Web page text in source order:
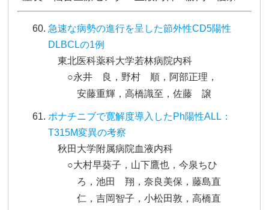
急速な病勢の進行を呈した節外性CD5陽性
DLBCLの1例
東北医科薬科大学若林病院内科
○永井 良，野村 順，阿部正理，
安藤重輝，高橋識至，佐藤 譲
ポナチニブで寛解度導入したPh陽性ALL：
T315M変異の考察
秋田大学附属病院血液内科
○大村早葵子，山下鷹也，今泉ちひ
ろ，池田 翔，奈良美保，藤島直
仁，吉岡智子，小松田敦，高橋直